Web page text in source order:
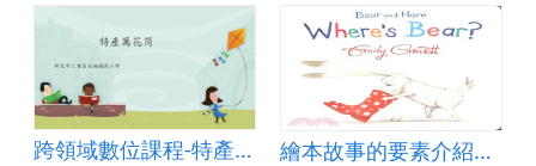
跨領域數位課程-特產萬花筒 繪本故事的要素介紹與練習(繪本分析 story map)